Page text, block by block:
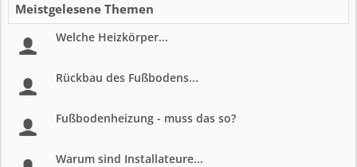
Meistgelesene Themen
Welche Heizkörper...
Rückbau des Fußbodens...
Fußbodenheizung - muss das so?
Warum sind Installateure...